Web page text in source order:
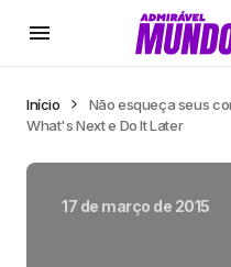
Início
Não esqueça seus
What's Next e Do It Later
17 de março de 2015